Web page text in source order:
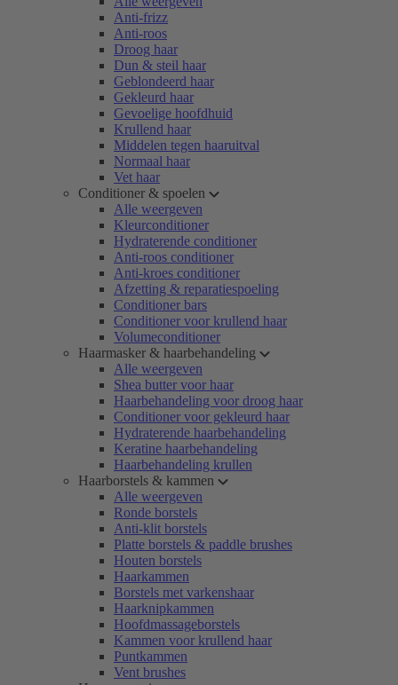
Anti-frizz
Anti-roos
Droog haar
Dun & steil haar
Geblondeerd haar
Gekleurd haar
Gevoelige hoofdhuid
Krullend haar
Middelen tegen haaruitval
Normaal haar
Vet haar
Conditioner & spoelen
Alle weergeven
Kleurconditioner
Hydraterende conditioner
Anti-roos conditioner
Anti-kroes conditioner
Afzetting & reparatiespoeling
Conditioner bars
Conditioner voor krullend haar
Volumeconditioner
Haarmasker & haarbehandeling
Alle weergeven
Shea butter voor haar
Haarbehandeling voor droog haar
Conditioner voor gekleurd haar
Hydraterende haarbehandeling
Keratine haarbehandeling
Haarbehandeling krullen
Haarborstels & kammen
Alle weergeven
Ronde borstels
Anti-klit borstels
Platte borstels & paddle brushes
Houten borstels
Haarkammen
Borstels met varkenshaar
Haarknipkammen
Hoofdmassageborstels
Kammen voor krullend haar
Puntkammen
Vent brushes